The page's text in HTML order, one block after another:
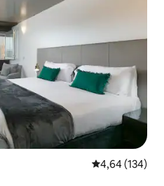
Gemiddelde
4,64 (134)